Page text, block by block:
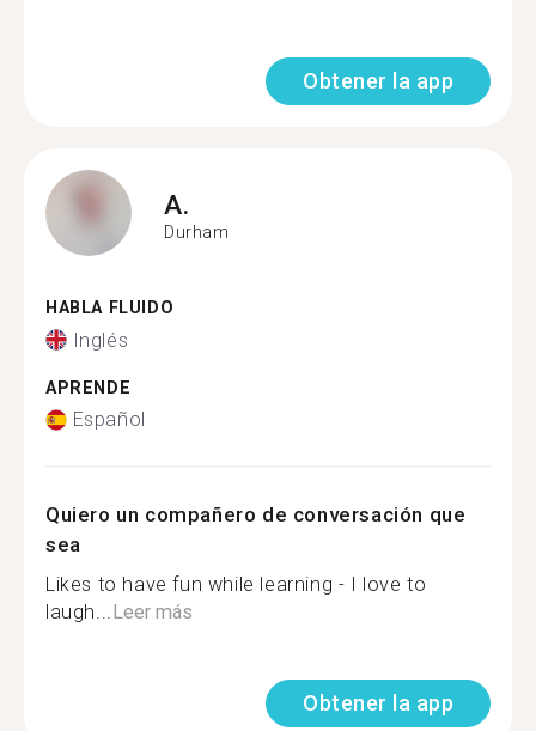
Obtener la app
A.
Durham
HABLA FLUIDO
Inglés
APRENDE
Español
Quiero un compañero de conversación que
sea
Likes to have fun while learning - I love to
laugh...Leer más
Obtener la app